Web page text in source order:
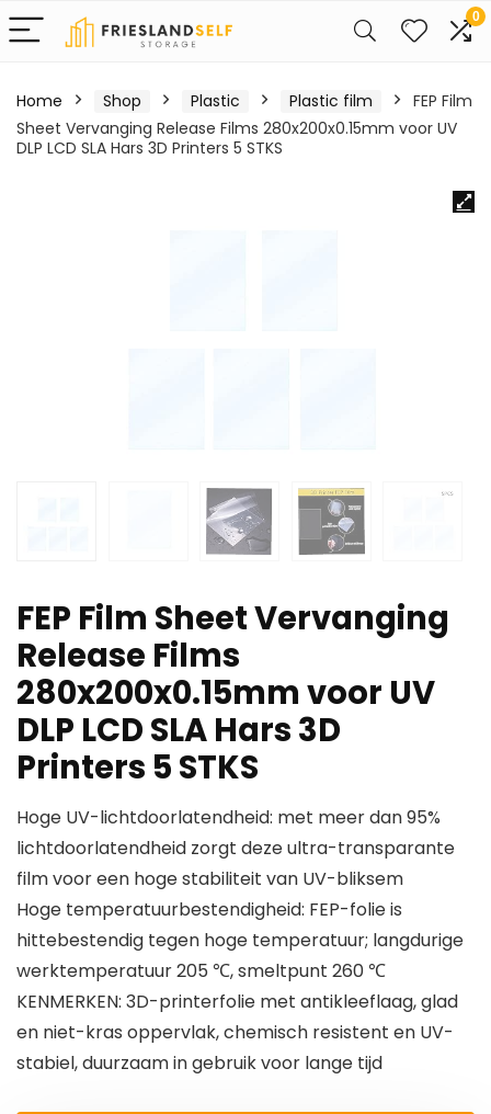
0
Home Shop Plastic Plastic film
FEP Film
Sheet Vervanging Release Films 280x200x0.15mm voor UV
DLP LCD SLA Hars 3D Printers 5 STKS
FEP Film Sheet Vervanging
Release Films
280x200x0.15mm voor UV
DLP LCD SLA Hars 3D
Printers 5 STKS
Hoge UV-lichtdoorlatendheid: met meer dan 95%
lichtdoorlatendheid zorgt deze ultra-transparante
film voor een hoge stabiliteit van UV-bliksem
Hoge temperatuurbestendigheid: FEP-folie is
hittebestendig tegen hoge temperatuur; langdurige
werktemperatuur 205 ℃, smeltpunt 260 ℃
KENMERKEN: 3D-printerfolie met antikleeflaag, glad
en niet-kras oppervlak, chemisch resistent en UV-
stabiel, duurzaam in gebruik voor lange tijd